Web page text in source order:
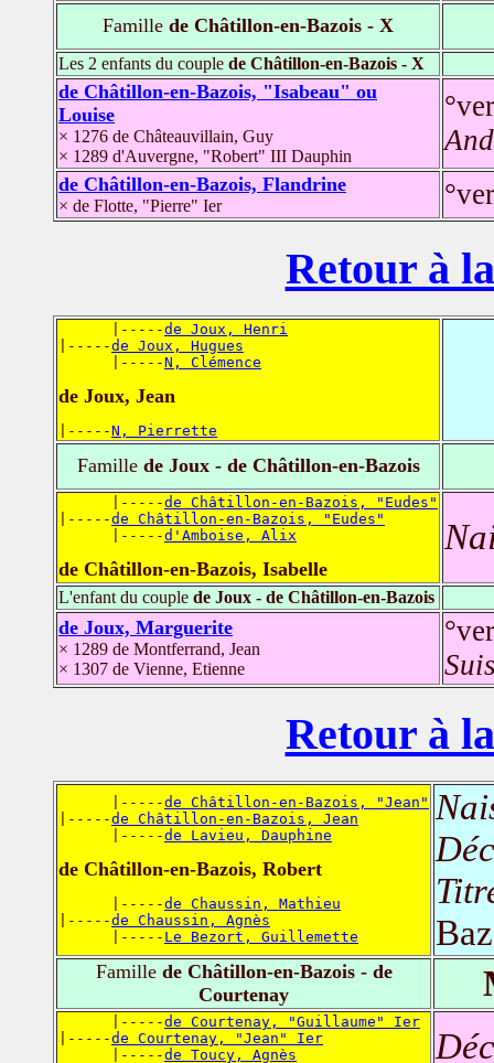
Famille de Châtillon-en-Bazois - X
Les 2 enfants du couple de Châtillon-en-Bazois - X
de Châtillon-en-Bazois, "Isabeau" ou
Louise
× 1276 de Châteauvillain, Guy
× 1289 d'Auvergne, "Robert" III Dauphin
de Châtillon-en-Bazois, Flandrine
× de Flotte, "Pierre" Ier
Retour à
      |-----
de Joux, Henri
|-----de Joux, Hugues
      |-----
N, Clémence
de Joux, Jean
|-----N, Pierrette
Famillede Joux - de Châtillon-en-Bazois
      |-----
de Châtillon-en-Bazois, "Eudes"
|-----de Châtillon-en-Bazois, "Eudes"
      |-----
d'Amboise, Alix
de Châtillon-en-Bazois, Isabelle
L'enfant du couple de Joux - de Châtillon-en-Bazois
de Joux, Marguerite
× 1289 de Montferrand, Jean
× 1307 de Vienne, Etienne
Retour à
      |-----
de Châtillon-en-Bazois, "Jean"
|-----de Châtillon-en-Bazois, Jean
      |-----
de Lavieu, Dauphine
de Châtillon-en-Bazois, Robert
      |-----
de Chaussin, Mathieu
|-----de Chaussin, Agnès
      |-----
Le Bezort, Guillemette
Famillede Châtillon-en-Bazois - de
Courtenay
      |-----
de Courtenay, "Guillaume" Ier
|-----de Courtenay, "Jean" Ier
      |-----
de Toucy, Agnès